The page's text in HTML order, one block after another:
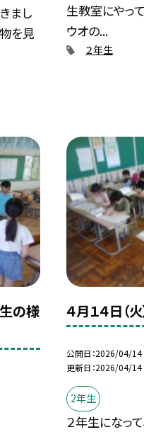
まし
を見
生教室にやっ
ウオの...
２年生
の様
４月１４日（
公開日 2026/04/14
更新日 2026/04/14
2年生
２年生になっ